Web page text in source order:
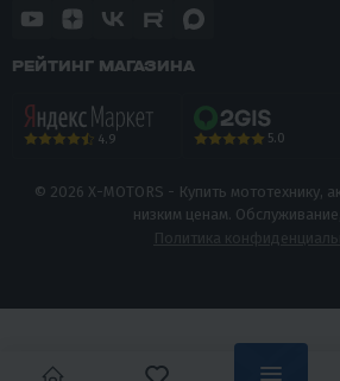
РЕЙТИНГ МАГАЗИНА
4.9 5.0
© 2026 X-MOTORS - Купить мототехнику,
низким ценам.